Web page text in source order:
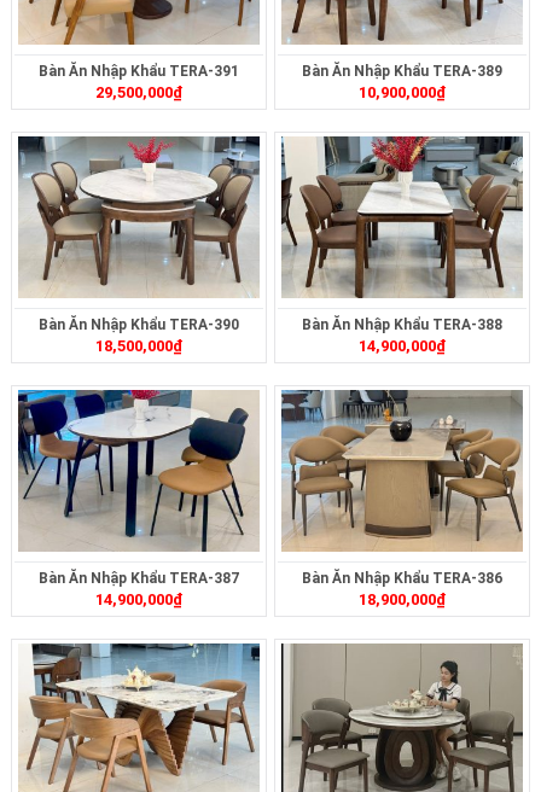
Bàn Ăn Nhập Khẩu TERA-391
29,500,000₫
Bàn Ăn Nhập Khẩu TERA-389
10,900,000₫
Bàn Ăn Nhập Khẩu TERA-390
18,500,000₫
Bàn Ăn Nhập Khẩu TERA-388
14,900,000₫
Bàn Ăn Nhập Khẩu TERA-387
14,900,000₫
Bàn Ăn Nhập Khẩu TERA-386
18,900,000₫